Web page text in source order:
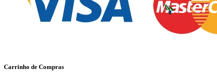
Carrinho de Compras